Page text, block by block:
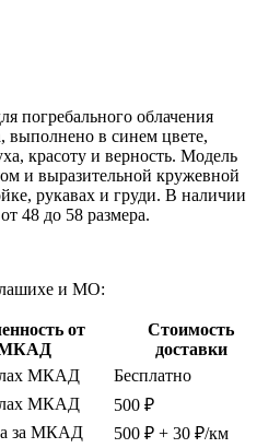
погребального облачения
в синем цвете,
красоту и верность. Модель
и выразительной кружевной
рукавах и груди. В наличии
48 до 58 размера.
и МО:
от
Стоимость
доставки
МКАД
Бесплатно
МКАД
500 ₽
за МКАД 500 ₽ + 30 ₽/км